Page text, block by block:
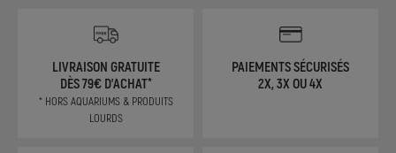
LIVRAISON GRATUITE
DÈS 79€ D'ACHAT*
* HORS AQUARIUMS & PRODUITS
LOURDS
PAIEMENTS SÉCURISÉS
2X, 3X OU 4X